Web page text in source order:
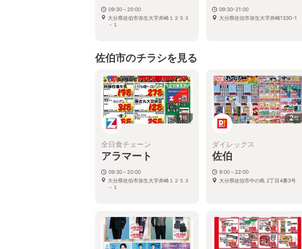
09:30～20:00
大分県佐伯市弥生大字井崎１２５３
－１
09:30-21:00
大分県佐伯市弥生大字井崎1330-1
佐伯市のチラシを見る
1枚
全日食チェーン
アラマート
09:30～20:00
大分県佐伯市弥生大字井崎１２５３
－１
2枚
ダイレックス
佐伯
9:00～22:00
大分県佐伯市中の島 2丁目4番3号